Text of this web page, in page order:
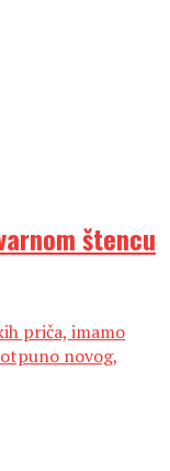
štencu
priča, imamo
novog,